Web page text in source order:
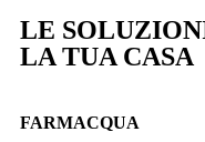
LE
LA TUA CASA
FARMACQUA